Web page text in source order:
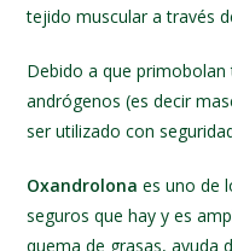
tejido muscular a través
Debido a que
andrógenos (es decir
ser utilizado con
Oxandrolona es uno de
seguros que hay y es
quema de grasas, ayuda